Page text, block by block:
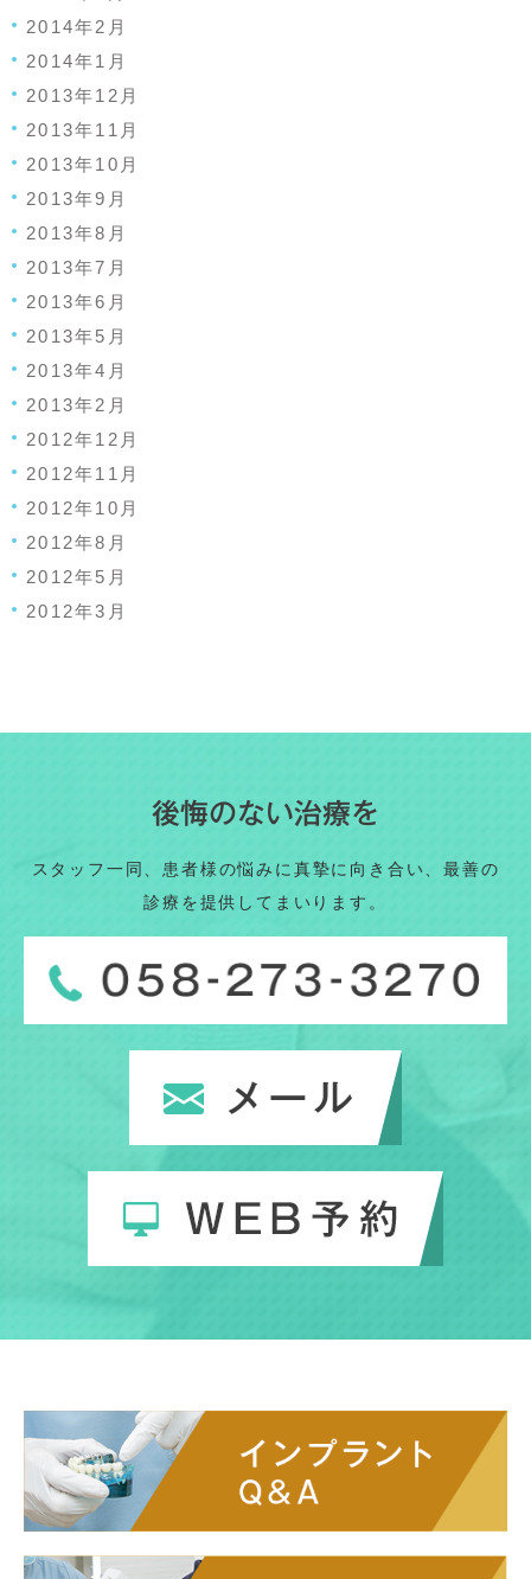
2014年2月
2014年1月
2013年12月
2013年11月
2013年10月
2013年9月
2013年8月
2013年7月
2013年6月
2013年5月
2013年4月
2013年2月
2012年12月
2012年11月
2012年10月
2012年8月
2012年5月
2012年3月
後悔のない治療を
スタッフ一同、患者様の悩みに真摯に向き合い、最善の
診療を提供してまいります。